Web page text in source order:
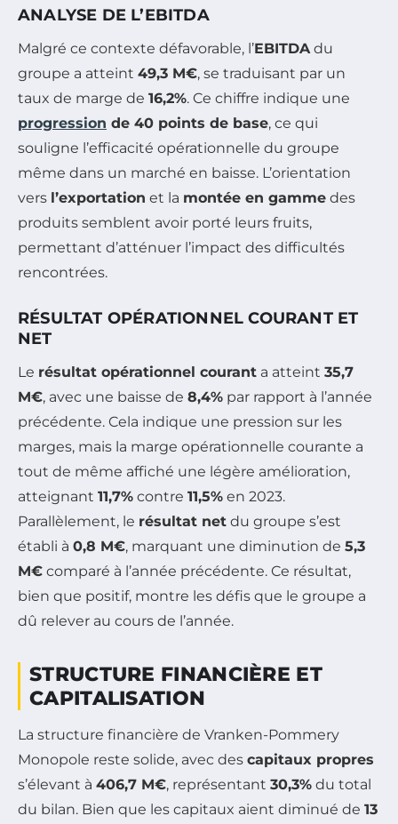
ANALYSE DE L’EBITDA
Malgré ce contexte défavorable, l’EBITDAdu
groupe a atteint 49,3 M€, se traduisant par un
taux de marge de 16,2%. Ce chiffre indique une
progression de 40 points de base, ce qui
souligne l’efficacité opérationnelle du groupe
même dans un marché en baisse. L’orientation
vers l’exportation et la montée en gamme des
produits semblent avoir porté leurs fruits,
permettant d’atténuer l’impact des difficultés
rencontrées.
RÉSULTAT OPÉRATIONNEL COURANT ET
NET
Le résultat opérationnel courant a atteint 35,7
M€, avec une baisse de 8,4% par rapport à l’année
précédente. Cela indique une pression sur les
marges, mais la marge opérationnelle courante a
tout de même affiché une légère amélioration,
atteignant 11,7% contre 11,5% en 2023.
Parallèlement, le résultat net du groupe s’est
établi à 0,8 M€, marquant une diminution de 5,3
M€ comparé à l’année précédente. Ce résultat,
bien que positif, montre les défis que le groupe a
dû relever au cours de l’année.
STRUCTURE FINANCIÈRE ET
CAPITALISATION
La structure financière de Vranken-Pommery
Monopole reste solide, avec des capitaux propres
s’élevant à 406,7 M€, représentant 30,3% du total
du bilan. Bien que les capitaux aient diminué de 13